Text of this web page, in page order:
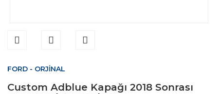
FORD - ORJİNAL
Custom Adblue Kapağı 2018 Sonrası